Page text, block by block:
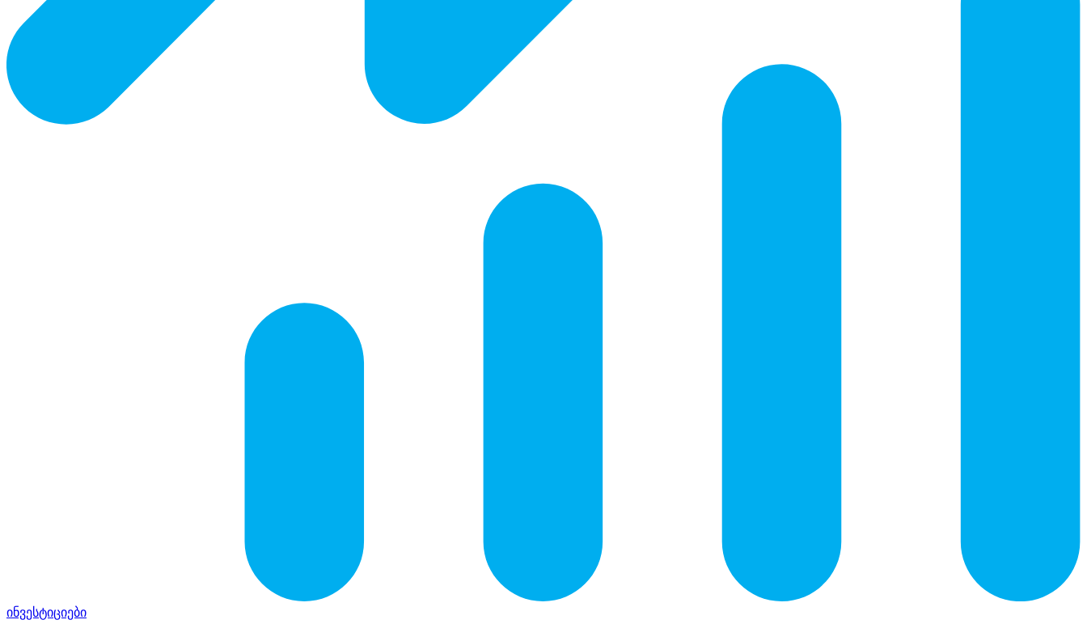
ინვესტიციები